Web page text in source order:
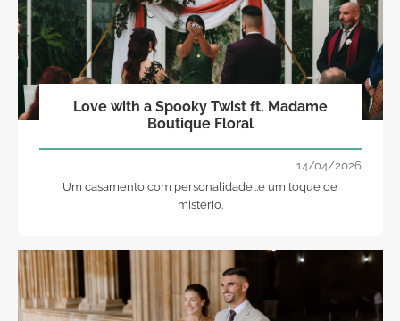
Love with a Spooky Twist ft. Madame
Boutique Floral
14/04/2026
Um casamento com personalidade...e um toque de
mistério.